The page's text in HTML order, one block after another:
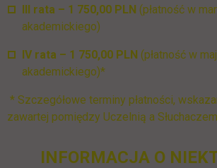
III rata – 1 750,00 PLN (płatność w
akademickiego)
IV rata – 1 750,00 PLN (płatność w
akademickiego)*
* Szczegółowe terminy płatności,
zawartej pomiędzy Uczelnią a
INFORMACJA O